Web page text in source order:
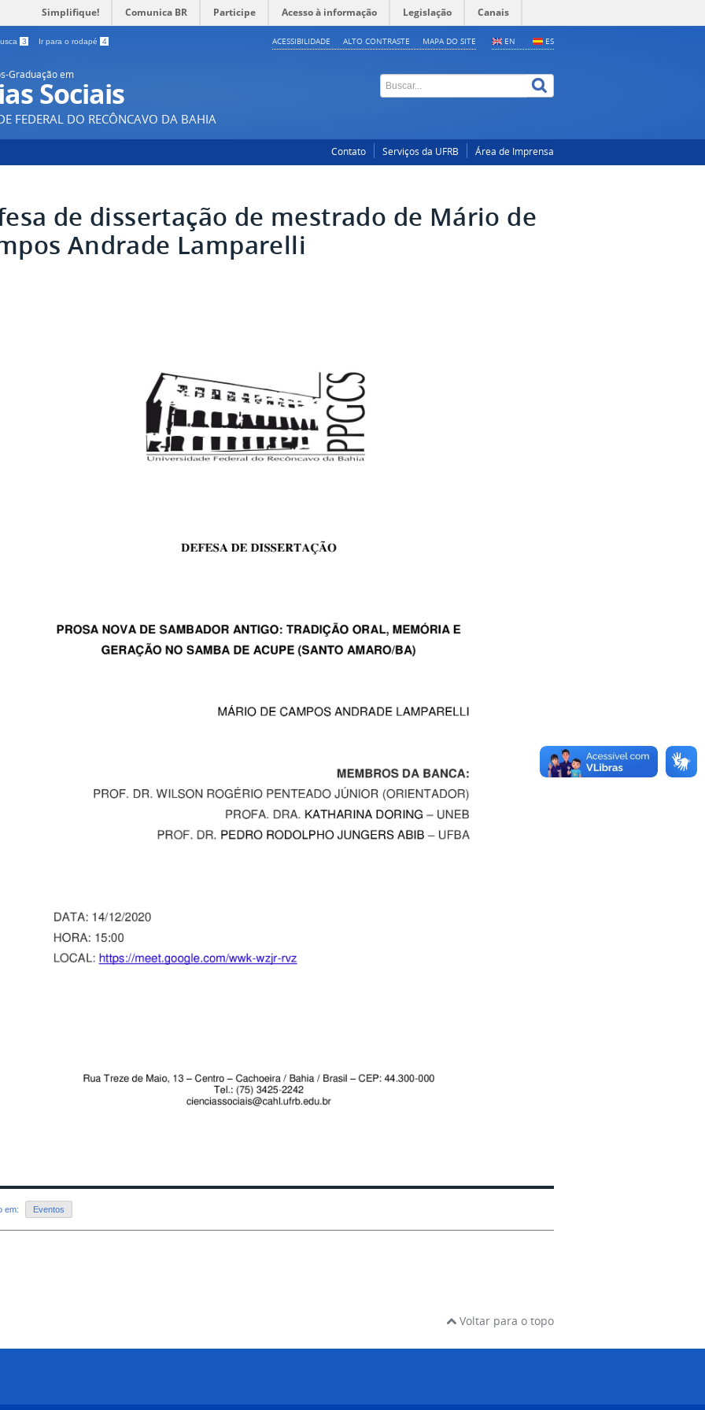
Simplifique! Comunica BR Participe Acesso à informação Legislação Canais
3 Ir para o rodapé 4 EN ES
ACESSIBILIDADE ALTO CONTRASTE MAPA DO SITE
Graduação em
Sociais
FEDERAL DO RECÔNCAVO DA BAHIA
Contato Serviços da UFRB Área de Imprensa
de dissertação de mestrado de Mário de
Andrade Lamparelli
em: Eventos
Voltar para o topo